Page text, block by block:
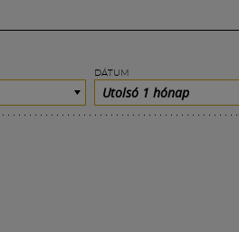
DÁTUM
Utolsó 1 hónap